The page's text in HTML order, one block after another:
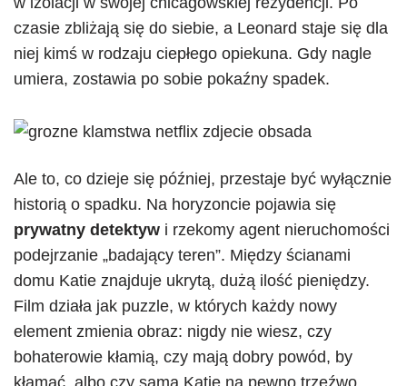
czasie zbliżają się do siebie, a Leonard staje się dla
niej kimś w rodzaju ciepłego opiekuna. Gdy nagle
umiera, zostawia po sobie pokaźny spadek.
Ale to, co dzieje się później, przestaje być wyłącznie
historią o spadku. Na horyzoncie pojawia się
prywatny detektyw i rzekomy agent nieruchomości
podejrzanie „badający teren”. Między ścianami
domu Katie znajduje ukrytą, dużą ilość pieniędzy.
Film działa jak puzzle, w których każdy nowy
element zmienia obraz: nigdy nie wiesz, czy
bohaterowie kłamią, czy mają dobry powód, by
kłamać, albo czy sama Katie na pewno trzeźwo